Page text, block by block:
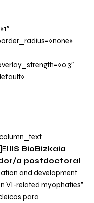
IIS BioBizkaia
a postdoctoral
and development
VI-related myophaties”
para